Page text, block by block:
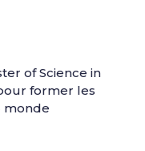
of Science in
former les
monde